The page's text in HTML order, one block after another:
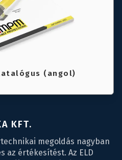
(angol)
KFT.
megoldás nagyban
az értékesítést. Az ELD